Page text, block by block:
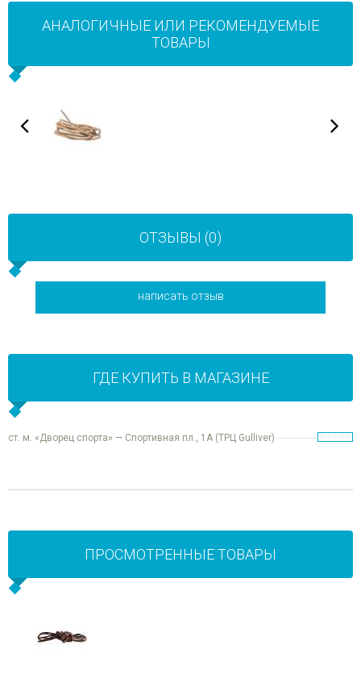
АНАЛОГИЧНЫЕ ИЛИ РЕКОМЕНДУЕМЫЕ
ТОВАРЫ
ОТЗЫВЫ (0)
написать отзыв
ГДЕ КУПИТЬ В МАГАЗИНЕ
ст. м. «Дворец спорта» — Спортивная пл., 1А (ТРЦ Gulliver)
ПРОСМОТРЕННЫЕ ТОВАРЫ